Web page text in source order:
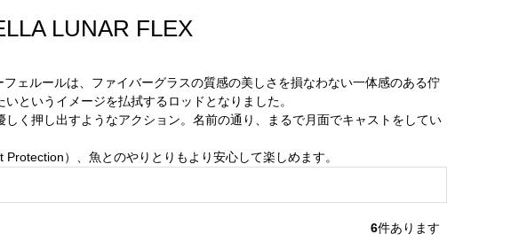
LUNAR FLEX
ェルールは、ファイバーグラスの質感の美しさを損なわない一体感のある佇
というイメージを払拭するロッドとなりました。
く押し出すようなアクション。名前の通り、まるで月面でキャストをしてい
）、魚とのやりとりもより安心して楽しめます。
6件あります